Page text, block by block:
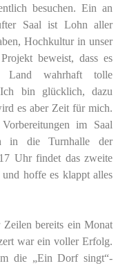
besuchen. Ein an
Saal ist Lohn aller
Hochkultur in unser
beweist, dass es
wahrhaft tolle
Ich bin glücklich, dazu
es aber Zeit für mich.
im Saal
in die Turnhalle der
Uhr findet das zweite
hoffe es klappt alles
Zeilen bereits ein Monat
war ein voller Erfolg.
die „Ein Dorf singt“-